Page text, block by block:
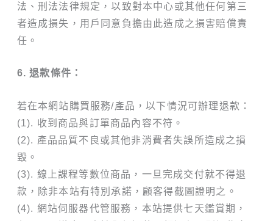
法、刑法法律規定，以致對本中心或其他任何第三
者造成損失，用戶同意負擔由此造成之損害賠償責
任。
6. 退款條件：
若在本網站購買服務/產品，以下情況可辦理退款：
(1). 收到商品與訂單商品內容不符。
(2). 產品品質不良或其他非消費者失誤所造成之損
毀。
(3). 線上課程等數位商品，一旦完成交付就不得退
款，除非本站有特別承諾，顧客得截圖證明之。
(4). 網站伺服器代管服務，本站提供七天鑑賞期，